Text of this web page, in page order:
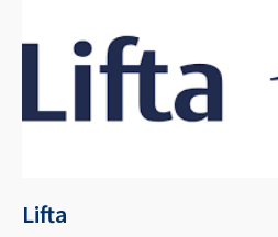
Lifta